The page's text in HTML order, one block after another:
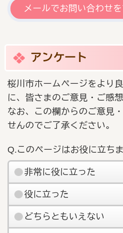
メールでお問い合わせ
アンケート
桜川市ホームページをより
に、皆さまのご意見・ご感
なお、この欄からのご意見
せんのでご了承ください。
Q.このページはお役に立ち
非常に役に立った
役に立った
どちらともいえない